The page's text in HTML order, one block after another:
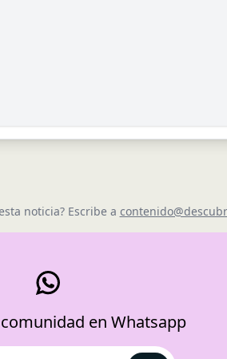
noticia? Escribe a
en Whatsapp